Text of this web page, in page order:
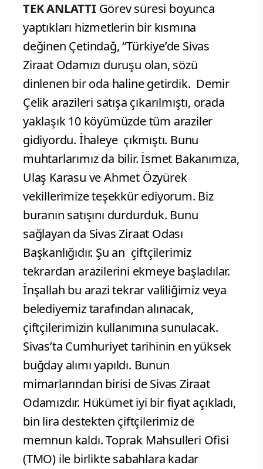
TEK ANLATTIGörev süresi boyunca
yaptıkları hizmetlerin bir kısmına
değinen Çetindağ, “Türkiye’de Sivas
Ziraat Odamızı duruşu olan, sözü
dinlenen bir oda haline getirdik. Demir
Çelik arazileri satışa çıkarılmıştı, orada
yaklaşık 10 köyümüzde tüm araziler
gidiyordu. İhaleye çıkmıştı. Bunu
muhtarlarımız da bilir. İsmet Bakanımıza,
Ulaş Karasu ve Ahmet Özyürek
vekillerimize teşekkür ediyorum. Biz
buranın satışını durdurduk. Bunu
sağlayan da Sivas Ziraat Odası
Başkanlığıdır. Şu an çiftçilerimiz
tekrardan arazilerini ekmeye başladılar.
İnşallah bu arazi tekrar valiliğimiz veya
belediyemiz tarafından alınacak,
çiftçilerimizin kullanımına sunulacak.
Sivas’ta Cumhuriyet tarihinin en yüksek
buğday alımı yapıldı. Bunun
mimarlarından birisi de Sivas Ziraat
Odamızdır. Hükümet iyi bir fiyat açıkladı,
bin lira destekten çiftçilerimiz de
memnun kaldı. Toprak Mahsulleri Ofisi
(TMO) ile birlikte sabahlara kadar